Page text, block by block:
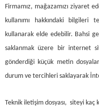
Firmamız, mağazamızı ziyaret
kullanımı hakkındaki bilgileri
kullanarak elde edebilir. Bahsi
saklanmak üzere bir internet
gönderdiği küçük metin
durum ve tercihleri saklayarak
Teknik iletişim dosyası, siteyi